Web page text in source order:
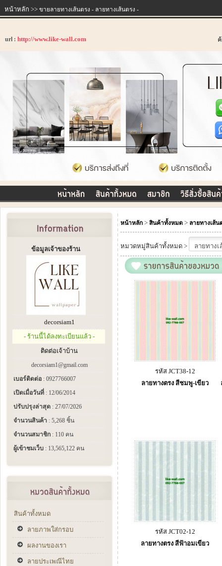
หน้าหลัก >> ขายลายทางเส้นตรง - ลายทางเส้นตรง -
url : http://www.like-wall.com
ข้อมูลเจ้าของร้าน
decorsiam1
- ร้านนี้ได้ลงทะเบียนแล้ว -
ติดต่อเจ้าบ้าน
decorsiam1@gmail.com
เบอร์ติดต่อ : 0927766007
เปิดเมื่อวันที่ : 12/06/2014
ปรับปรุงล่าสุด : 27/07/2026
จำนวนสินค้า : 5,268 ชิ้น
จำนวนสมาชิก : 110 คน
ผู้เข้าชมเว็บ : 13,565,122 คน
สินค้าทั้งหมด
ลายภาพใส่กรอบ
ผลงานของเรา
ลายประเพณีไทย
หน้าหลัก > สินค้าทั้งหมด > ลายทางเส้น
หมวดหมู่สินค้าทั้งหมด >
รหัส JCT38-12
ลายทางตรง สีชมพู-เขียว
รหัส JCT02-12
ลายทางตรง สีฟ้าอมเขียว